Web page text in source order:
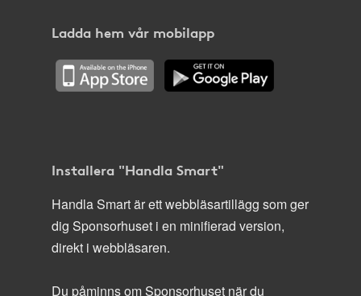
Ladda hem vår mobilapp
Installera "Handla Smart"
Handla Smart är ett webbläsartillägg som ger
dig Sponsorhuset i en minifierad version,
direkt i webbläsaren.
Du påminns om Sponsorhuset när du